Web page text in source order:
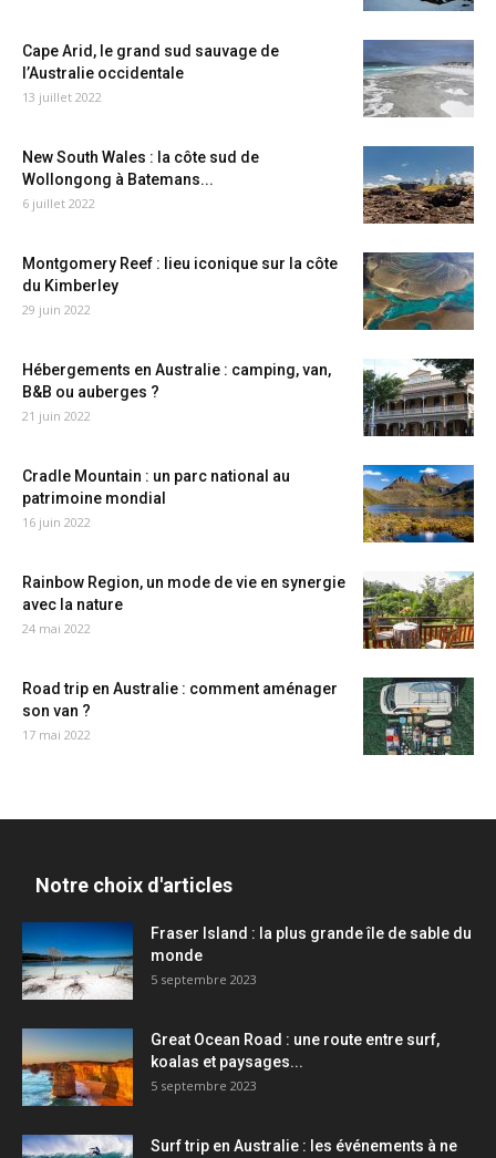
Cape Arid, le grand sud sauvage de
l’Australie occidentale
13 juillet 2022
New South Wales : la côte sud de
Wollongong à Batemans...
6 juillet 2022
Montgomery Reef : lieu iconique sur la côte
du Kimberley
29 juin 2022
Hébergements en Australie : camping, van,
B&B ou auberges ?
21 juin 2022
Cradle Mountain : un parc national au
patrimoine mondial
16 juin 2022
Rainbow Region, un mode de vie en synergie
avec la nature
24 mai 2022
Road trip en Australie : comment aménager
son van ?
17 mai 2022
Notre choix d'articles
Fraser Island : la plus grande île de sable du
monde
5 septembre 2023
Great Ocean Road : une route entre surf,
koalas et paysages...
5 septembre 2023
Surf trip en Australie : les événements à ne